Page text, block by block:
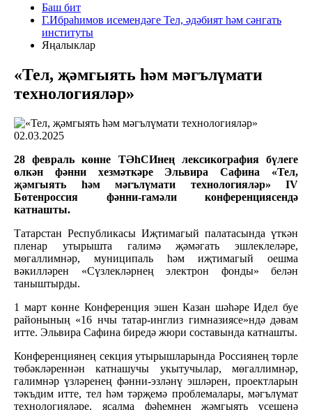
Баш бит
Г.Ибраһимов исемендәге Тел, әдәбият һәм сәнгать
институты
Яңалыклар
«Тел, җәмгыять һәм мәгълүмати
технологияләр»
02.03.2025
28 февраль көнне ТӘһСИнең лексикография бүлеге
өлкән фәнни хезмәткәре Эльвира Сафина «Тел,
җәмгыять һәм мәгълүмати технологияләр» IV
Бөтенроссия фәнни-гамәли конференциясендә
катнашты.
Татарстан Республикасы Иҗтимагый палатасында үткән
пленар утырышта галимә җәмәгать эшлеклеләре,
мөгаллимнәр, муниципаль һәм иҗтимагый оешма
вәкилләрен «Сүзлекләрнең электрон фонды» белән
таныштырды.
1 март көнне Конференция эшен Казан шәһәре Идел буе
районының «16 нчы татар-инглиз гимназиясе»ндә дәвам
итте. Эльвира Сафина биредә жюри составында катнашты.
Конференциянең секция утырышларында Россиянең төрле
төбәкләреннән катнашучы укытучылар, мөгаллимнәр,
галимнәр үзләренең фәнни-эзләнү эшләрен, проектларын
тәкъдим итте, тел һәм тәрҗемә проблемалары, мәгълүмат
технологияләре, ясалма фәһемнең җәмгыять үсешенә